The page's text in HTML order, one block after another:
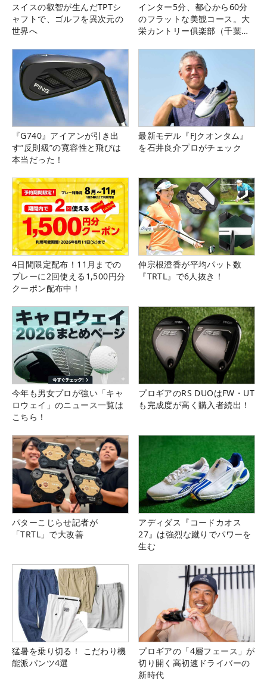
スイスの叡智が生んだTPTシ
ャフトで、ゴルフを異次元の
世界へ
インター5分、都心から60分
のフラットな美観コース。大
栄カントリー俱楽部（千葉
『G740』アイアンが引き出
す“反則級”の寛容性と飛びは
本当だった！
最新モデル『FJクオンタム』
を石井良介プロがチェック
4日間限定配布！11月までの
プレーに2回使える1,500円分
クーポン配布中！
仲宗根澄香が平均パット数
『TRTL』で6人抜き！
今年も男女プロが強い「キャ
ロウェイ」のニュース一覧は
こちら！
プロギアのRS DUOはFW・UT
も完成度が高く購入者続出！
パターこじらせ記者が
「TRTL」で大改善
アディダス『コードカオス
27』は強烈な蹴りでパワーを
生む
猛暑を乗り切る！ こだわり機
能派パンツ4選
プロギアの「4層フェース」が
切り開く高初速ドライバーの
新時代